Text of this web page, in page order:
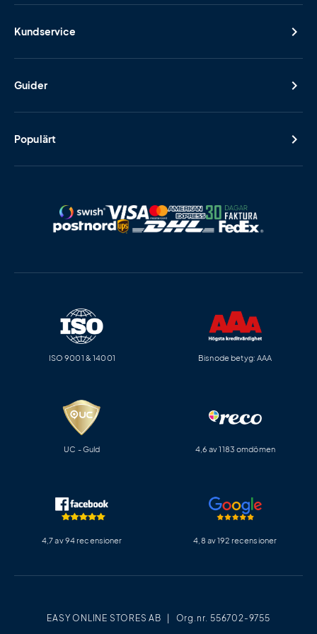
Kundservice
Guider
Populärt
EASY ONLINE STORES AB | Org.nr. 556702-9755
ISO 9001 & 14001 Bisnode betyg: AAA
UC - Guld 4,6 av 1183 omdömen
4,7 av 94 recensioner 4,8 av 192 recensioner